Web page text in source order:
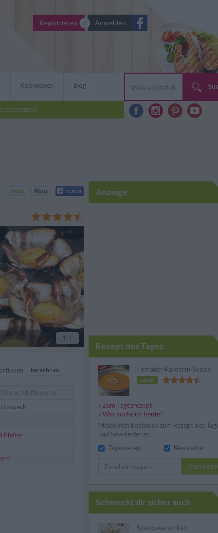
Registrieren Anmelden
Kochwissen Blog
kreative Rezept-Idee.
für zwischendurch.
1 /1
berechnen
das Muffinblech)
Pfeffer
Anzeige
Rezept des Tages
Tomaten-Karotten-Suppe
Leicht
» Zum Tagesrezept
» Was koche ich heute?
Melde dich kostenlos zum Rezept des
und Newsletter an.
Tagesrezept
Newsletter
Anmelden
Schmeckt dir sicher auch
Speckzwetschken